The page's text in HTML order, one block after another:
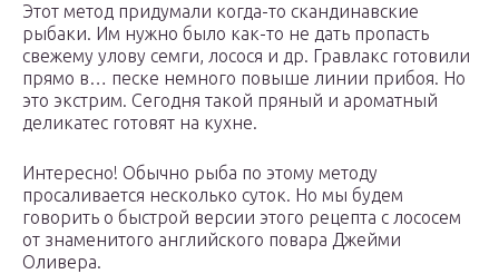
Этот метод придумали когда-то скандинавские
рыбаки. Им нужно было как-то не дать пропасть
свежему улову семги, лосося и др. Гравлакс готовили
прямо в… песке немного повыше линии прибоя. Но
это экстрим. Сегодня такой пряный и ароматный
деликатес готовят на кухне.
Интересно! Обычно рыба по этому методу
просаливается несколько суток. Но мы будем
говорить о быстрой версии этого рецепта с лососем
от знаменитого английского повара Джейми
Оливера.